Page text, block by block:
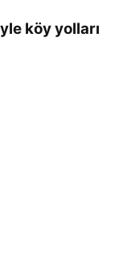
köy yolları